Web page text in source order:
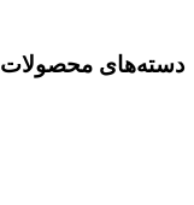
دسته‌های محصولات